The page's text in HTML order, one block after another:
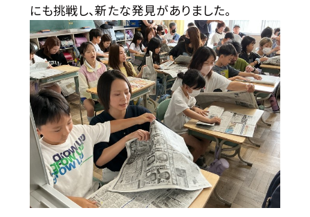
にも挑戦し、新たな発見がありました。